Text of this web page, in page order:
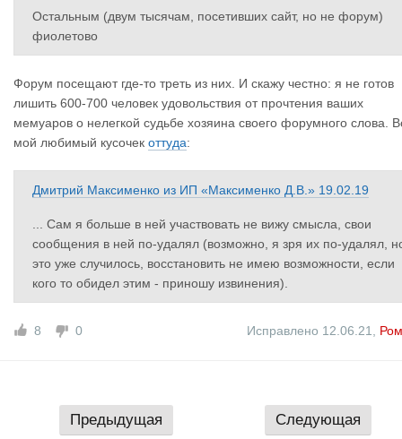
Остальным (двум тысячам, посетивших сайт, но не форум)
фиолетово
Форум посещают где-то треть из них. И скажу честно: я не готов
лишить 600-700 человек удовольствия от прочтения ваших
мемуаров о нелегкой судьбе хозяина своего форумного слова.
мой любимый кусочек оттуда:
Дмитрий Максименко из ИП «Максименко Д.В.» 19.02.19
... Сам я больше в ней участвовать не вижу смысла, свои
сообщения в ней по-удалял (возможно, я зря их по-удалял,
это уже случилось, восстановить не имею возможности, если
кого то обидел этим - приношу извинения).
8 0 Исправлено 12.06.21
Предыдущая Следующая